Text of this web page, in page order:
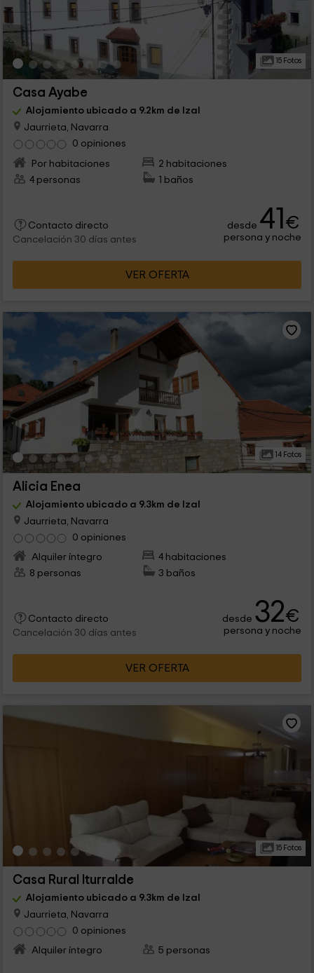
15 Fotos
Casa Ayabe
Alojamiento ubicado a 9.2km de Izal
Jaurrieta, Navarra
0 opiniones
Por habitaciones
2 habitaciones
4 personas
1 baños
Contacto directo
Cancelación 30 días antes
desde 41€
persona y noche
VER OFERTA
14 Fotos
Alicia Enea
Alojamiento ubicado a 9.3km de Izal
Jaurrieta, Navarra
0 opiniones
Alquiler íntegro
4 habitaciones
8 personas
3 baños
Contacto directo
Cancelación 30 días antes
desde 32€
persona y noche
VER OFERTA
15 Fotos
Casa Rural Iturralde
Alojamiento ubicado a 9.3km de Izal
Jaurrieta, Navarra
0 opiniones
Alquiler íntegro
5 personas